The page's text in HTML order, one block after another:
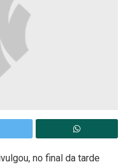
no final da tarde